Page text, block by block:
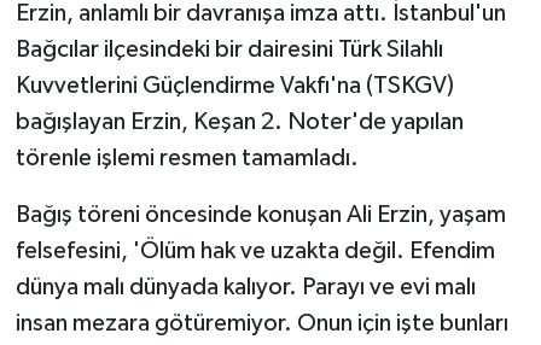
Erzin, anlamlı bir davranışa imza attı. İstanbul'un
Bağcılar ilçesindeki bir dairesini Türk Silahlı
Kuvvetlerini Güçlendirme Vakfı'na (TSKGV)
bağışlayan Erzin, Keşan 2. Noter'de yapılan
törenle işlemi resmen tamamladı.
Bağış töreni öncesinde konuşan Ali Erzin, yaşam
felsefesini, 'Ölüm hak ve uzakta değil. Efendim
dünya malı dünyada kalıyor. Parayı ve evi malı
insan mezara götüremiyor. Onun için işte bunları